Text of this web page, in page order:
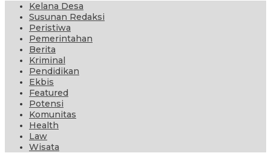
Kelana Desa
Susunan Redaksi
Peristiwa
Pemerintahan
Berita
Kriminal
Pendidikan
Ekbis
Featured
Potensi
Komunitas
Health
Law
Wisata